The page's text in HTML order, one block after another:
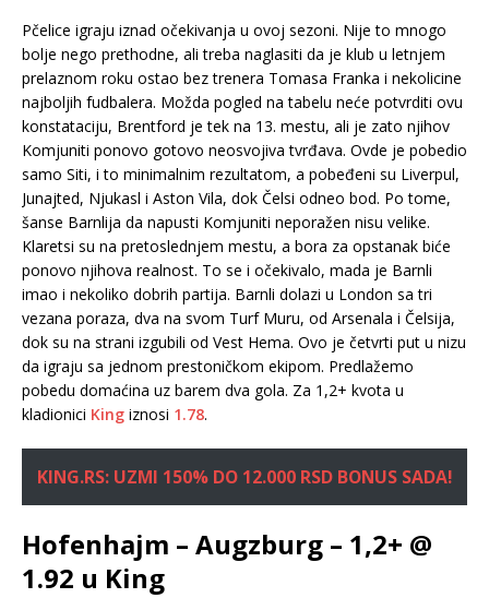
Pčelice igraju iznad očekivanja u ovoj sezoni. Nije to mnogo
bolje nego prethodne, ali treba naglasiti da je klub u letnjem
prelaznom roku ostao bez trenera Tomasa Franka i nekolicine
najboljih fudbalera. Možda pogled na tabelu neće potvrditi ovu
konstataciju, Brentford je tek na 13. mestu, ali je zato njihov
Komjuniti ponovo gotovo neosvojiva tvrđava. Ovde je pobedio
samo Siti, i to minimalnim rezultatom, a pobeđeni su Liverpul,
Junajted, Njukasl i Aston Vila, dok Čelsi odneo bod. Po tome,
šanse Barnlija da napusti Komjuniti neporažen nisu velike.
Klaretsi su na pretoslednjem mestu, a bora za opstanak biće
ponovo njihova realnost. To se i očekivalo, mada je Barnli
imao i nekoliko dobrih partija. Barnli dolazi u London sa tri
vezana poraza, dva na svom Turf Muru, od Arsenala i Čelsija,
dok su na strani izgubili od Vest Hema. Ovo je četvrti put u nizu
da igraju sa jednom prestoničkom ekipom. Predlažemo
pobedu domaćina uz barem dva gola. Za 1,2+ kvota u
kladionici King iznosi 1.78.
KING.RS: UZMI 150% DO 12.000 RSD BONUS SADA!
Hofenhajm – Augzburg – 1,2+ @
1.92 u King